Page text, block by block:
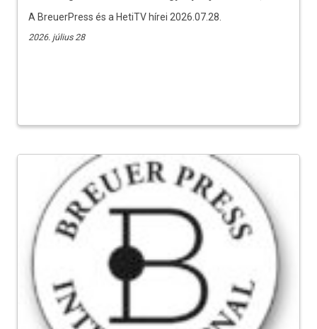
A BreuerPress és a HetiTV hírei 2026.07.28.
2026. július 28